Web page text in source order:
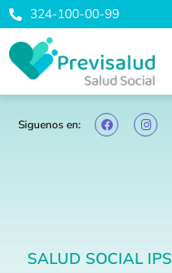
324-100-00-99
Siguenos en:
SALUD SOCIAL IPS